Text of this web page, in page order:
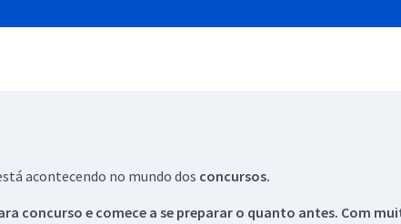
acontecendo no mundo dos concursos.
concurso e comece a se preparar o quanto antes. Com